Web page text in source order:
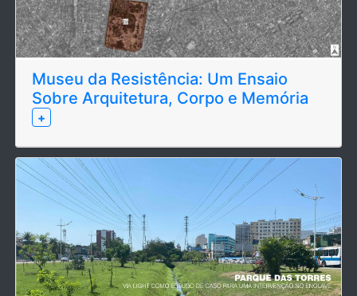
Museu da Resistência: Um Ensaio
Sobre Arquitetura, Corpo e Memória
+